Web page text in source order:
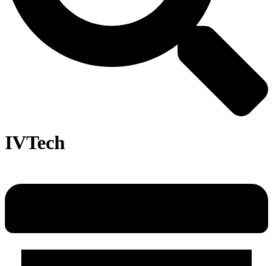
IVTech